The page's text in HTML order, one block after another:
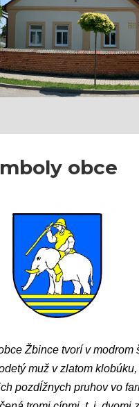
obce
Žbince tvorí vmodrom
muž v zlatom
pozdĺžnych pruhov vo